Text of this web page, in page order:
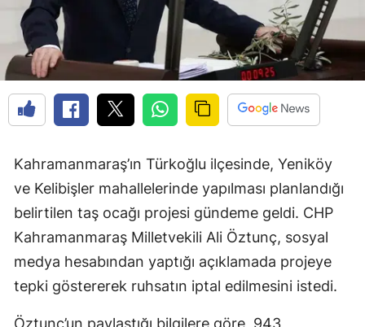
Kahramanmaraş’ın Türkoğlu ilçesinde, Yeniköy
ve Kelibişler mahallelerinde yapılması planlandığı
belirtilen taş ocağı projesi gündeme geldi. CHP
Kahramanmaraş Milletvekili Ali Öztunç, sosyal
medya hesabından yaptığı açıklamada projeye
tepki göstererek ruhsatın iptal edilmesini istedi.
Öztunç’un paylaştığı bilgilere göre, 943